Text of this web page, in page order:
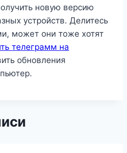
новую версию
устройств. Делитесь
может они тоже хотят
телеграмм на
обновления